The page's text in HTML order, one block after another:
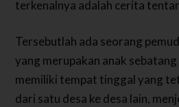
terkenalnya adalah cerita
Tersebutlah ada seorang
yang merupakan anak
memiliki tempat tinggal yang
dari satu desa ke desa lain,